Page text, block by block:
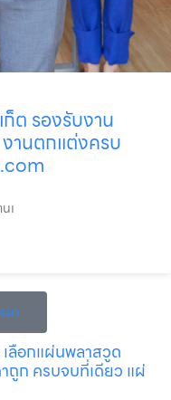
ต รองรับงาน
งานตกแต่งครบ
เ
ด
ลือกแผ่นพลาสวูด
ถูก ครบจบที่เดียว แผ่